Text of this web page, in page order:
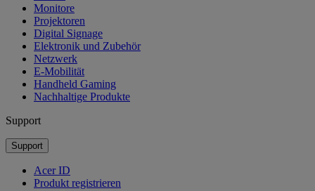
Monitore
Projektoren
Digital Signage
Elektronik und Zubehör
Netzwerk
E-Mobilität
Handheld Gaming
Nachhaltige Produkte
Support
Support
Acer ID
Produkt registrieren